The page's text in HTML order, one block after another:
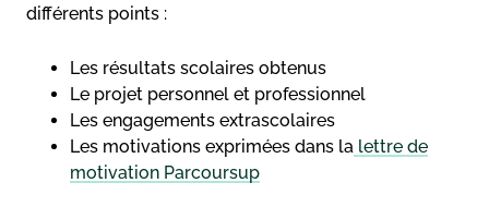
différents points :
Les résultats scolaires obtenus
Le projet personnel et professionnel
Les engagements extrascolaires
Les motivations exprimées dans la lettre de
motivation Parcoursup